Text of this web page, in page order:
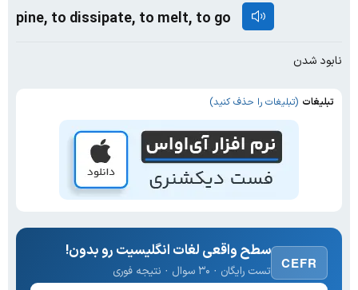
pine, to dissipate, to melt, to go
نابود شدن
تبلیغات (تبلیغات را حذف کنید)
CEFR
سطح واقعی لغات انگلیسیت رو بدون!
تست رایگان · ۳۰ سوال · نتیجه فوری